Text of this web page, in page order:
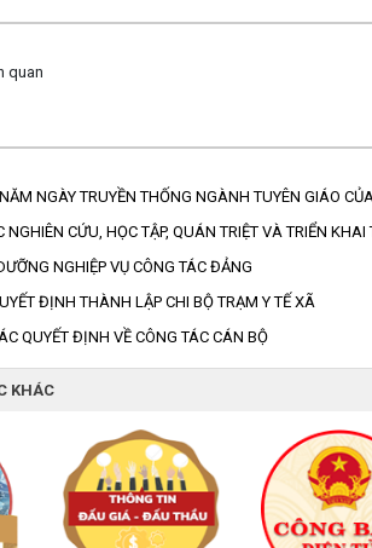
quan
NGÀY TRUYỀN THỐNG NGÀNH TUYÊN GIÁO
CỨU, HỌC TẬP, QUÁN TRIỆT VÀ TRIỂN
NGHIỆP VỤ CÔNG TÁC ĐẢNG
ĐỊNH THÀNH LẬP CHI BỘ TRẠM Y TẾ XÃ
QUYẾT ĐỊNH VỀ CÔNG TÁC CÁN BỘ
KHÁC